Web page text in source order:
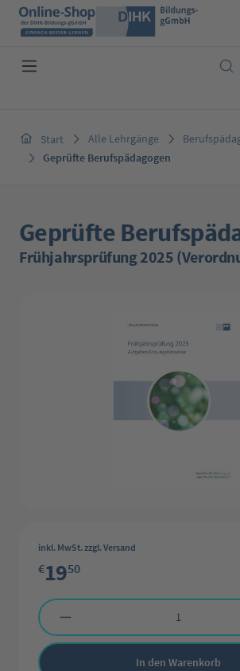
Zum Hauptinhalt springen
Start Alle Lehrgänge
Geprüfte Berufspädagogen
Geprüfte
Frühjahrsprüfung 2025
inkl. MwSt. zzgl. Versand
€1950
Produkt Anzahl: Gib den gewünschten Wert ein
In den Warenkorb